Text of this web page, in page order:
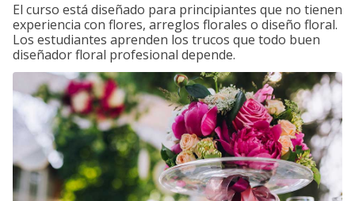
El curso está diseñado para principiantes que no tienen
experiencia con flores, arreglos florales o diseño floral.
Los estudiantes aprenden los trucos que todo buen
diseñador floral profesional depende.